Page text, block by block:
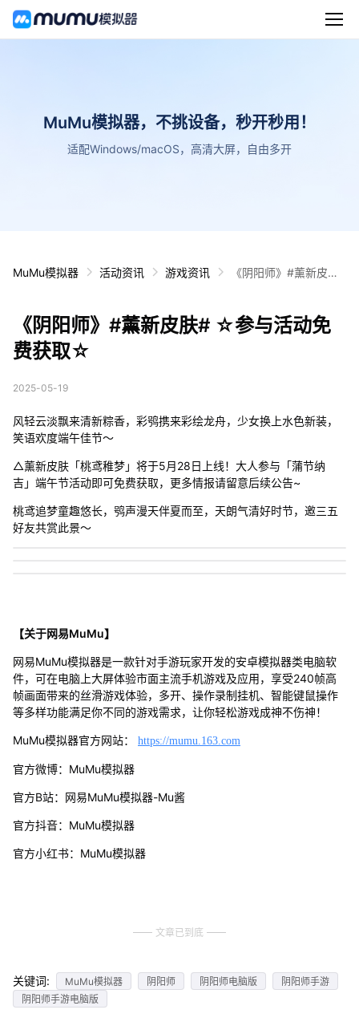
MuMu模拟器，不挑设备，秒开秒用！
适配Windows/macOS，高清大屏，自由多开
MuMu模拟器 活动资讯 游戏资讯
《阴阳师》#薰新皮肤#
《阴阳师》#薰新皮肤# ☆参与活动免
费获取☆
2025-05-19
风轻云淡飘来清新粽香，彩鸮携来彩绘龙舟，少女换上水色新装，
笑语欢度端午佳节～
△薰新皮肤「桃鸢稚梦」将于5月28日上线！大人参与「蒲节纳
吉」端午节活动即可免费获取，更多情报请留意后续公告~
桃鸢追梦童趣悠长，鸮声漫天伴夏而至，天朗气清好时节，邀三五
好友共赏此景～
【关于网易MuMu】
网易MuMu模拟器是一款针对手游玩家开发的安卓模拟器类电脑软
件，可在电脑上大屏体验市面主流手机游戏及应用，享受240帧高
帧画面带来的丝滑游戏体验，多开、操作录制挂机、智能键鼠操作
等多样功能满足你不同的游戏需求，让你轻松游戏成神不伤神！
MuMu模拟器官方网站： https://mumu.163.com
官方微博：MuMu模拟器
官方B站：网易MuMu模拟器-Mu酱
官方抖音：MuMu模拟器
官方小红书：MuMu模拟器
文章已到底
关键词: MuMu模拟器 阴阳师 阴阳师电脑版
阴阳师手游
阴阳师手游电脑版